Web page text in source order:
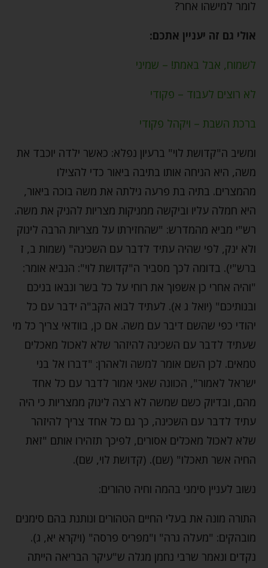
לומר למישהו אחר?
אולי גם זה יעניין אתכם:
לשמוח, אבל באמת! – שמיני
לא רוצים לעבוד – פקודי
ברכת השבת – ויקהל פקודי
ומשיב ה"קדושת לוי" ברעיון נפלא: כאשר ילדה יוכבד את
משה, היא הניחה אותו בתיבה ביאור כדי להצילו
מהמצרים. בתיה בת פרעה גילתה את משה בוכה ביאור,
היא חמלה עליו וביקשה ממניקות מצריות להניק את משה.
רש"י מביא מהמדרש: "שהחזירתו על מצריות הרבה לינוק
ולא ינק, לפי שהיה עתיד לדבר עם השכינה" (שמות ב, ז
ברש"י). בדומה לכך מסביר ה"קדושת לוי": הנביא אומר:
"והיה אחרי כן אשפוך את רוחי על כל בשר ונבאו בניכם
ובנותיכם" (יואל ג א). לעתיד לבוא הקב"ה ידבר עם כל
יהודי כפי שהשם דיבר עם משה. אם כן, בוודאי צריך כל מי
שעתיד לדבר עם השכינה להיזהר שלא לאכול מאכלים
טמאים. לכן השם אומר למשה ולאהרן: "דברו אל בני
ישראל לאמור", הכוונה שאני אמור לדבר עם כל אחד
מהם, ובדיוק כשם שמשה לא רצה לינוק ממצריות כי היה
עתיד לדבר עם השכינה, כך גם כל אחד צריך להיזהר
שלא לאכול מאכלים אסורים, לפיכך תזהירו אותם "זאת
החיה אשר תאכלו" (שם). (קדושת לוי, שם).
נשוב לעניין סימני בהמה וחיה טהורים:
התורה מונה את בעלי החיים הטהורים ונותנת בהם סימנים
מובהקים: "מעלה גרה" ו"מפריס פרסה" (ויקרא יא, ג).
נקדים ונאמר שרבי נחמן מגלה ש"עיקר הבריאה הייתה